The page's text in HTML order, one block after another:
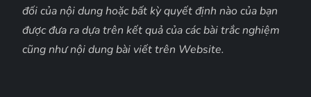
đối của nội dung hoặc bất kỳ quyết định nào của bạn
được đưa ra dựa trên kết quả của các bài trắc nghiệm
cũng như nội dung bài viết trên Website.